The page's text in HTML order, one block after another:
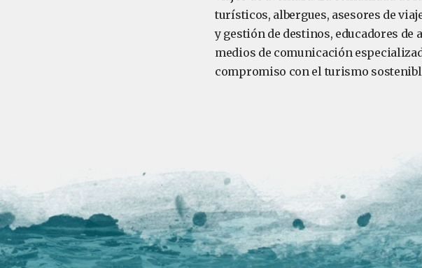
turísticos, albergues, asesores de
y gestión de destinos, educadores
medios de comunicación
compromiso con el turismo